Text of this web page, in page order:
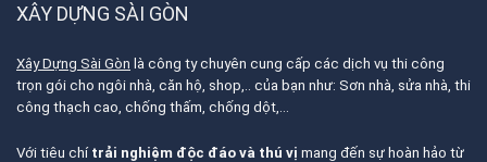
XÂY DỰNG SÀI GÒN
Xây Dựng Sài Gòn là công ty chuyên cung cấp các dịch vụ thi công
trọn gói cho ngôi nhà, căn hộ, shop,.. của bạn như: Sơn nhà, sửa nhà, thi
công thạch cao, chống thấm, chống dột,…
Với tiêu chí trải nghiệm độc đáo và thú vị mang đến sự hoàn hảo từ